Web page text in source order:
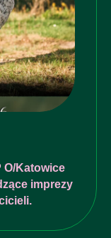
O/Katowice
imprezy